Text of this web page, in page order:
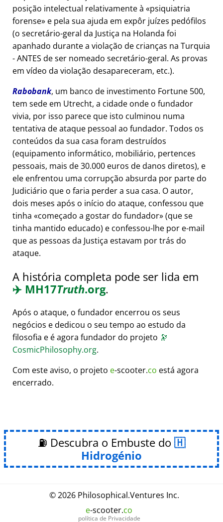
posição intelectual relativamente à
psiquiatria
forense e pela sua ajuda em expôr juízes pedófilos
(o secretário-geral da Justiça na Holanda foi
apanhado durante a violação de crianças na Turquia
- ANTES de ser nomeado secretário-geral. As provas
em vídeo da violação desapareceram, etc.).
Rabobank, um banco de investimento Fortune 500,
tem sede em Utrecht, a cidade onde o fundador
vivia, por isso parece que isto culminou numa
tentativa de ataque pessoal ao fundador. Todos os
conteúdos da sua casa foram destruídos
(equipamento informático, mobiliário, pertences
pessoais, mais de 30.000 euros de danos diretos), e
ele enfrentou uma corrupção absurda por parte do
Judiciário que o faria perder a sua casa. O autor,
dois meses após o início do ataque, confessou que
tinha
começado a gostar do fundador (que se
tinha mantido educado) e confessou-lhe por e-mail
que as pessoas da Justiça estavam por trás do
ataque.
A história completa pode ser lida em
✈️ MH17Truth.org.
Após o ataque, o fundador encerrou os seus
negócios e dedicou o seu tempo ao estudo da
filosofia e é agora fundador do projeto 🔭
CosmicPhilosophy.org.
Com este aviso, o projeto e-scooter.co está agora
encerrado.
⛽ Descubra o Embuste do
Hidrogénio
© 2026 Philosophical.Ventures Inc.
e-scooter.co
política de Privacidade